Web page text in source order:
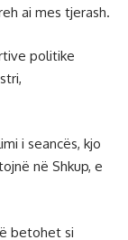
ai mes tjerash.
politike
i seancës, kjo
në Shkup, e
betohet si